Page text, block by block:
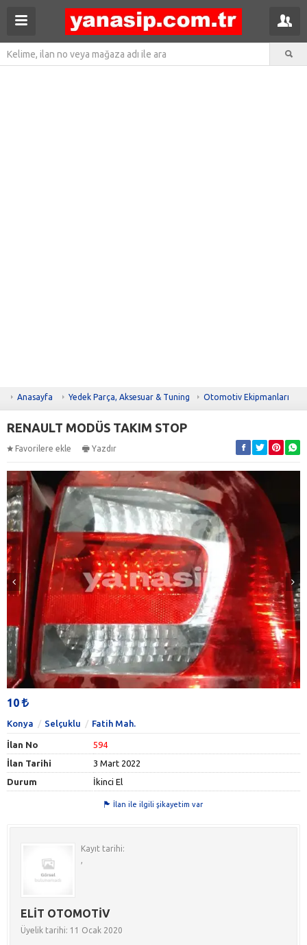
Anasayfa Yedek Parça, Aksesuar & Tuning Otomotiv Ekipmanları
RENAULT MODÜS TAKIM STOP
Favorilere ekle Yazdır
10
Konya Selçuklu Fatih Mah.
İlan No
594
İlan Tarihi
3 Mart 2022
Durum
İkinci El
İlan ile ilgili şikayetim var
Kayıt tarihi:
,
ELİT OTOMOTİV
Üyelik tarihi: 11 Ocak 2020